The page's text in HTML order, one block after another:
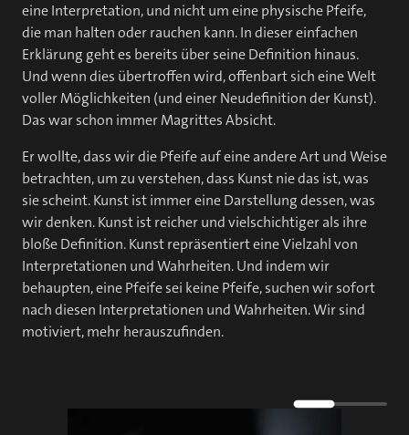
eine Interpretation, und nicht um eine physische Pfeife,
die man halten oder rauchen kann. In dieser einfachen
Erklärung geht es bereits über seine Definition hinaus.
Und wenn dies übertroffen wird, offenbart sich eine Welt
voller Möglichkeiten (und einer Neudefinition der Kunst).
Das war schon immer Magrittes Absicht.
Er wollte, dass wir die Pfeife auf eine andere Art und Weise
betrachten, um zu verstehen, dass Kunst nie das ist, was
sie scheint. Kunst ist immer eine Darstellung dessen, was
wir denken. Kunst ist reicher und vielschichtiger als ihre
bloße Definition. Kunst repräsentiert eine Vielzahl von
Interpretationen und Wahrheiten. Und indem wir
behaupten, eine Pfeife sei keine Pfeife, suchen wir sofort
nach diesen Interpretationen und Wahrheiten. Wir sind
motiviert, mehr herauszufinden.